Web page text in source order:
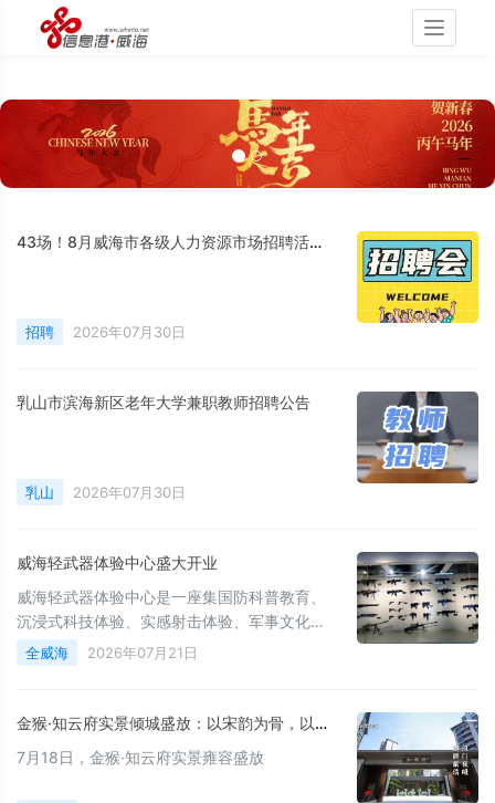
Toggle
43场！8月威海市各级人力资源市场招聘活动计划公布
招聘 2026年07月30日
乳山市滨海新区老年大学兼职教师招聘公告
乳山 2026年07月30日
威海轻武器体验中心盛大开业
威海轻武器体验中心是一座集国防科普教育、
沉浸式科技体验、实感射击体验、军事文化传
播于一体的综合性多功能体验场馆。
全威海 2026年07月21日
金猴·知云府实景倾城盛放：以宋韵为骨，以匠心为魂，敬呈一席东方隐奢生活范本
7月18日，金猴·知云府实景雍容盛放